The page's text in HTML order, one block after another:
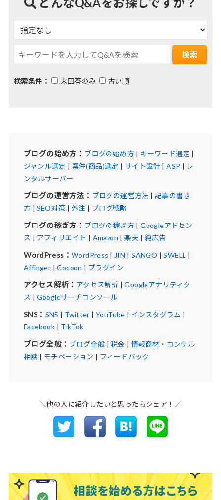
どんなQ&Aをお探しですか？
検索条件： 未回答のみ 古い順
ブログの始め方： ブログの始め方| キーワード選定 |
ジャンル選定 | 案件(商品)選定 | サイト設計|ASP | レ
ンタルサーバー
ブログの運営方法： ブログの運営方法 | 記事の書き
方 | SEO対策 | 外注 | ブログ戦略
ブログの稼ぎ方： ブログの稼ぎ方|Googleアドセン
ス | アフィリエイト | Amazon |楽天 |純広告
WordPress： WordPress | JIN |SANGO |SWELL |
Affinger |Cocoon | プラグイン
アクセス解析： アクセス解析 |Googleアナリティク
ス | Googleサーチコンソール
SNS： SNS | Twitter | YouTube | インスタグラム |
Facebook | TikTok
ブログ全般： ブログ全般 | 税金 | 情報商材・コンサル
相談 | モチベーション | フィードバック
＼他の人に紹介したいと思ったらシェア！／